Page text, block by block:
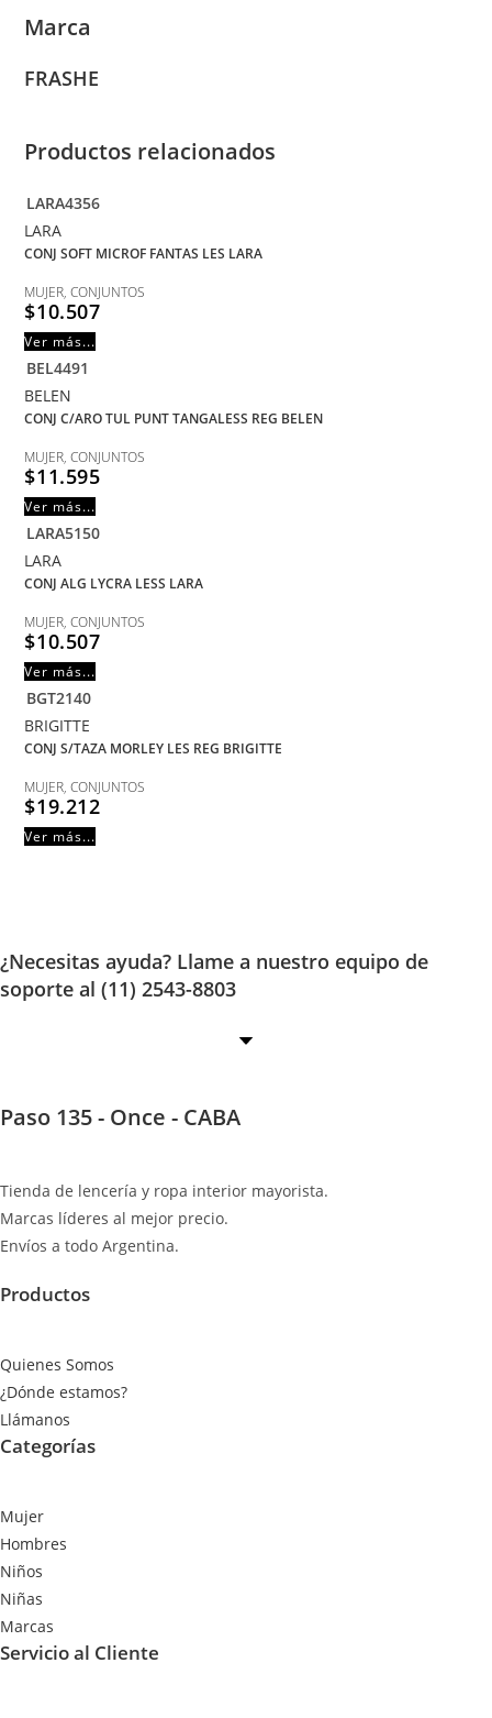
Marca
FRASHE
Productos relacionados
LARA4356
LARA
CONJ SOFT MICROF FANTAS LES LARA
MUJER,CONJUNTOS
$10.507
Ver más...
BEL4491
BELEN
CONJ C/ARO TUL PUNT TANGALESS REG BELEN
MUJER,CONJUNTOS
$11.595
Ver más...
LARA5150
LARA
CONJ ALG LYCRA LESS LARA
MUJER,CONJUNTOS
$10.507
Ver más...
BGT2140
BRIGITTE
CONJ S/TAZA MORLEY LES REG BRIGITTE
MUJER,CONJUNTOS
$19.212
Ver más...
¿Necesitas ayuda? Llame a nuestro equipo de
soporte al (11) 2543-8803
Paso 135 - Once - CABA
Tienda de lencería y ropa interior mayorista.
Marcas líderes al mejor precio.
Envíos a todo Argentina.
Productos
Quienes Somos
¿Dónde estamos?
Llámanos
Categorías
Mujer
Hombres
Niños
Niñas
Marcas
Servicio al Cliente